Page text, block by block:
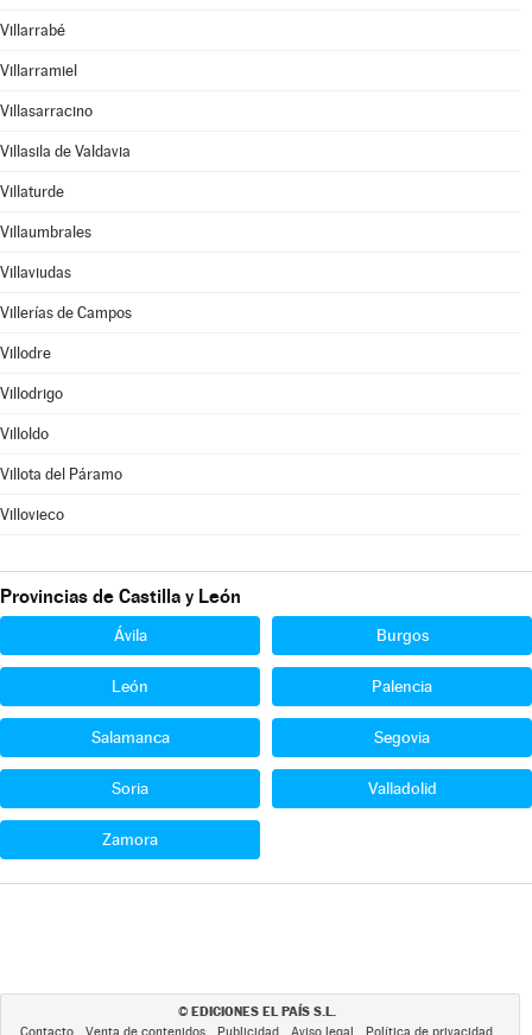
Villarrabé
Villarramiel
Villasarracino
Villasila de Valdavia
Villaturde
Villaumbrales
Villaviudas
Villerías de Campos
Villodre
Villodrigo
Villoldo
Villota del Páramo
Villovieco
Provincias de Castilla y León
Ávila Burgos
León Palencia
Salamanca Segovia
Soria Valladolid
Zamora
© EDICIONES EL PAÍS S.L.